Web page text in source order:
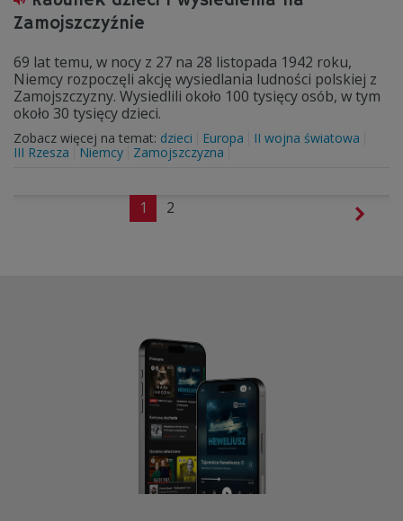
Zamojszczyźnie
69 lat temu, w nocy z 27 na 28 listopada 1942 roku,
Niemcy rozpoczęli akcję wysiedlania ludności polskiej z
Zamojszczyzny. Wysiedlili około 100 tysięcy osób, w tym
około 30 tysięcy dzieci.
Zobacz więcej na temat: dzieci Europa
II wojna światowa
III Rzesza
Niemcy Zamojszczyzna
1 2